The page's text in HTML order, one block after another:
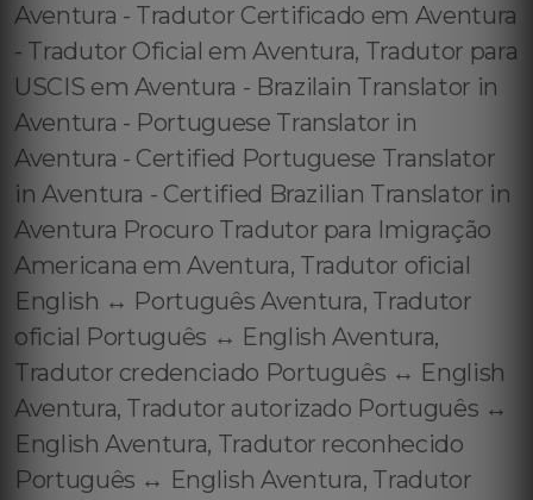
Aventura - Tradutor Certificado em Aventura
- Tradutor Oficial em Aventura, Tradutor para
USCIS em Aventura - Brazilain Translator in
Aventura - Portuguese Translator in
Aventura - Certified Portuguese Translator
in Aventura - Certified Brazilian Translator in
Aventura Procuro Tradutor para Imigração
Americana em Aventura, Tradutor oficial
English ↔️ Português Aventura, Tradutor
oficial Português ↔️ English Aventura,
Tradutor credenciado Português ↔️ English
Aventura, Tradutor autorizado Português ↔️
English Aventura, Tradutor reconhecido
Português ↔️ English Aventura, Tradutor